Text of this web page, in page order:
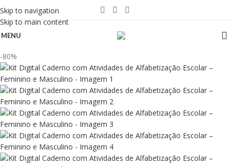
Skip to navigation
Skip to main content
MENU
-80%